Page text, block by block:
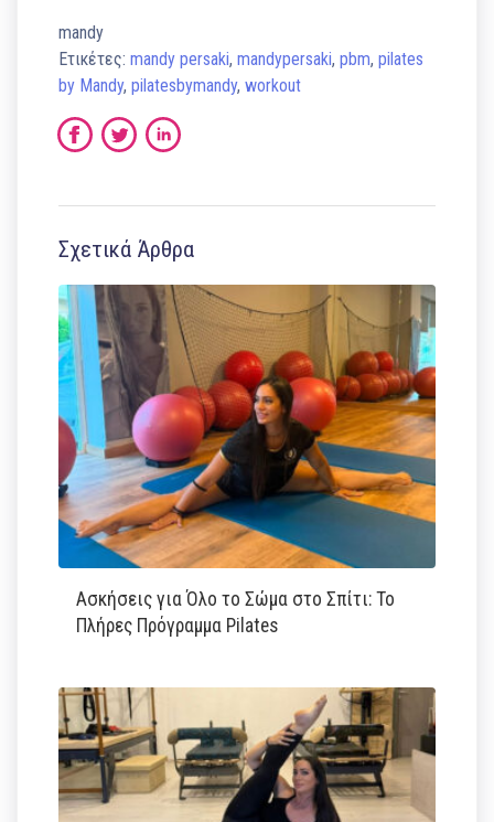
mandy
Ετικέτες:mandy persaki,mandypersaki,pbm,pilates
by Mandy,pilatesbymandy,workout
Σχετικά Άρθρα
Ασκήσεις για Όλο το Σώμα στο Σπίτι: Το
Πλήρες Πρόγραμμα Pilates